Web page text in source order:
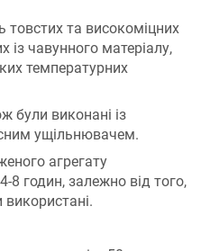
товстих та високоміцних
із чавунного матеріалу,
температурних
були виконані із
ущільнювачем.
агрегату
8 годин, залежно від того,